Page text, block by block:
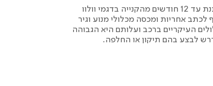
אחריות הטרייד ניתנת עד 12 חודשים מהקנייה בדגמי וולוו
לכתב אחריות ומכסה מכלולי מנוע וגיר
העיקריים ברכב ועלותם היא הגבוהה
לבצע בהם תיקון או החלפה.